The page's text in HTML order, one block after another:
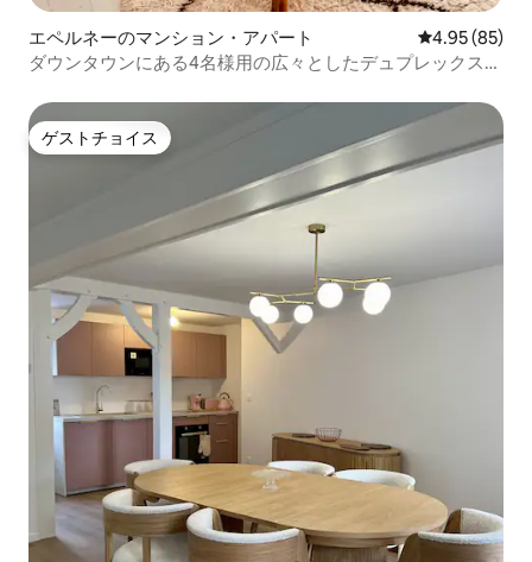
エペルネーのマンション・アパート レビュー85
4.95 (85)
ダウンタウンにある4名様用の広々としたデュプレックス、
ゲストチョイス
ゲストチョイス